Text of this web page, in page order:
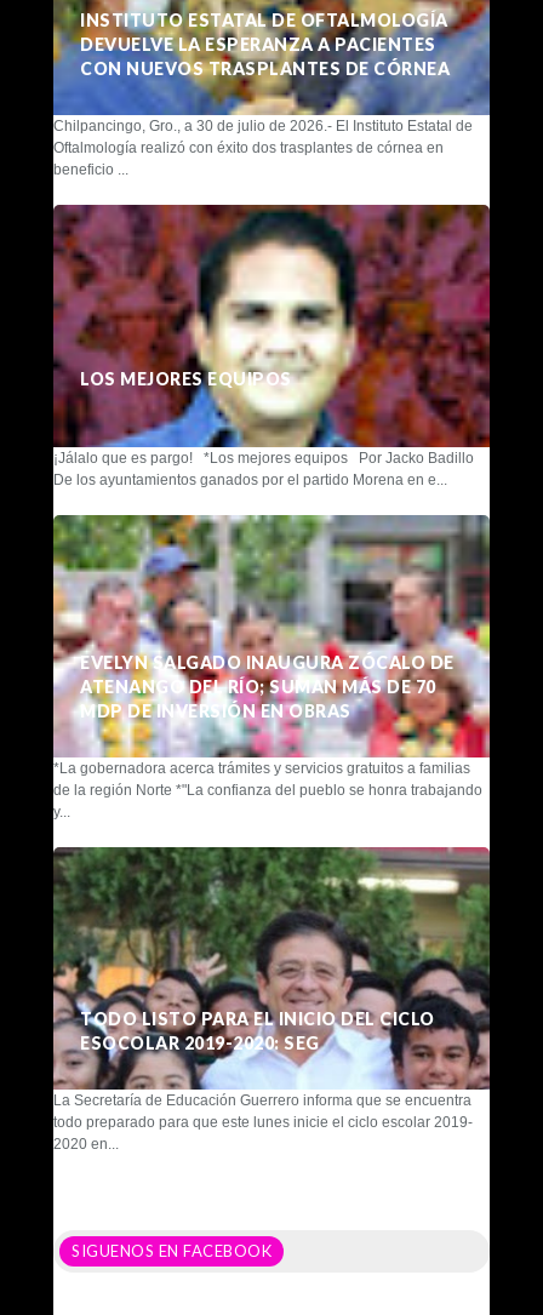
INSTITUTO ESTATAL DE OFTALMOLOGÍA
DEVUELVE LA ESPERANZA A PACIENTES
CON NUEVOS TRASPLANTES DE CÓRNEA
Chilpancingo, Gro., a 30 de julio de 2026.- El Instituto Estatal de
Oftalmología realizó con éxito dos trasplantes de córnea en
beneficio ...
LOS MEJORES EQUIPOS
¡Jálalo que es pargo! *Los mejores equipos Por Jacko Badillo
De los ayuntamientos ganados por el partido Morena en e...
EVELYN SALGADO INAUGURA ZÓCALO DE
ATENANGO DEL RÍO; SUMAN MÁS DE 70
MDP DE INVERSIÓN EN OBRAS
*La gobernadora acerca trámites y servicios gratuitos a familias
de la región Norte *"La confianza del pueblo se honra trabajando
y...
TODO LISTO PARA EL INICIO DEL CICLO
ESOCOLAR 2019-2020: SEG
La Secretaría de Educación Guerrero informa que se encuentra
todo preparado para que este lunes inicie el ciclo escolar 2019-
2020 en...
SIGUENOS EN FACEBOOK